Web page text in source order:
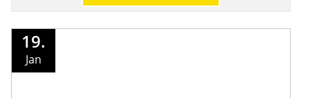
19.
Jan